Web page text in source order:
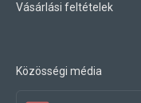
Vásárlási feltételek
Közösségi média